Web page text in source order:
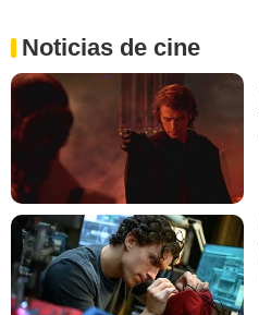
Noticias de cine